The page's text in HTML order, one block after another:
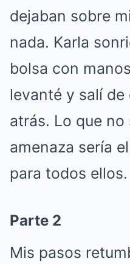
dejaban sobre
nada. Karla
bolsa con
levanté y salí
atrás. Lo que no
amenaza sería
para todos ellos.
Parte 2
Mis pasos